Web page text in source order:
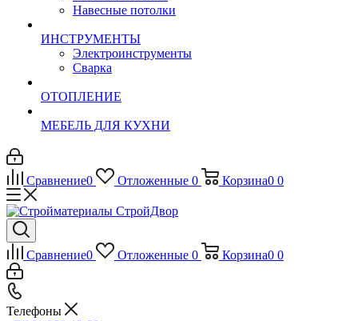
Навесные потолки
ИНСТРУМЕНТЫ
Электроинструменты
Сварка
ОТОПЛЕНИЕ
МЕБЕЛЬ ДЛЯ КУХНИ
Сравнение0 Отложенные 0 Корзина0 0
Сравнение0 Отложенные 0 Корзина0 0
Телефоны